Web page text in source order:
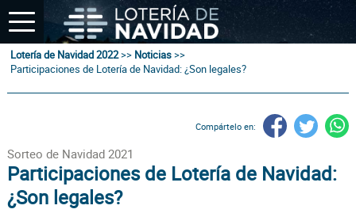
Lotería de Navidad 2022>> Noticias>>
Participaciones de Lotería de Navidad: ¿Son legales?
Compártelo en:
Sorteo de Navidad 2021
Participaciones de Lotería de Navidad:
¿Son legales?